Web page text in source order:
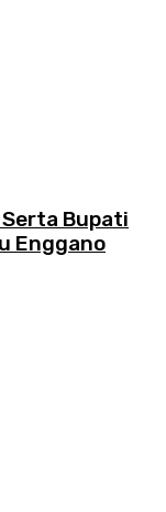
Bupati
Enggano